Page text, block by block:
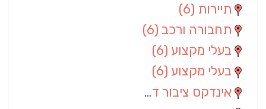
תיירות (6)
תחבורה ורכב (6)
בעלי מקצוע (6)
בעלי מקצוע (6)
אינדקס ציבור דתי